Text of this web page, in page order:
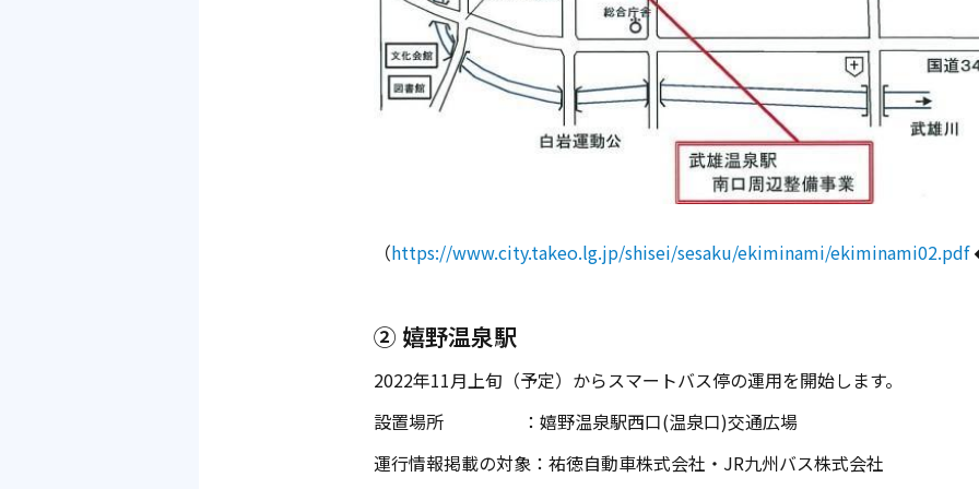
（https://www.city.takeo.lg.jp/shisei/sesaku/ekiminami/ekiminami02.pdf
② 嬉野温泉駅
2022年11月上旬（予定）からスマートバス停の運用を開始します。
設置場所 ：嬉野温泉駅西口(温泉口)交通広場
運行情報掲載の対象：祐徳自動車株式会社・JR九州バス株式会社